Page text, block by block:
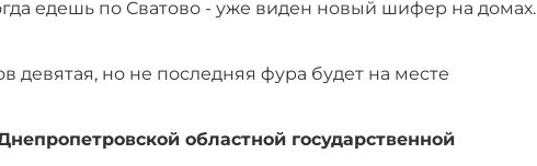
едешь по Сватово - уже виден новый шифер на домах.
девятая, но не последняя фура будет на месте
областной государственной